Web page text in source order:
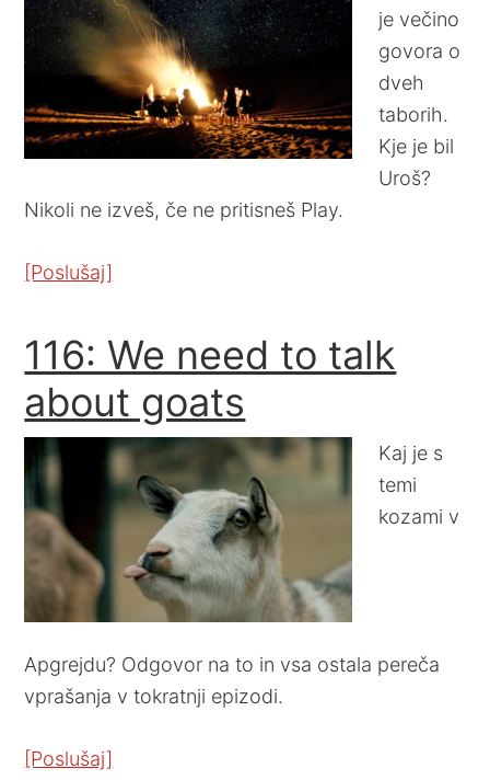
je večino
govora o
dveh
taborih.
Kje je bil
Uroš?
Nikoli ne izveš, če ne pritisneš Play.
[Poslušaj]
116: We need to talk
about goats
Kaj je s
temi
kozami v
Apgrejdu? Odgovor na to in vsa ostala pereča
vprašanja v tokratnji epizodi.
[Poslušaj]